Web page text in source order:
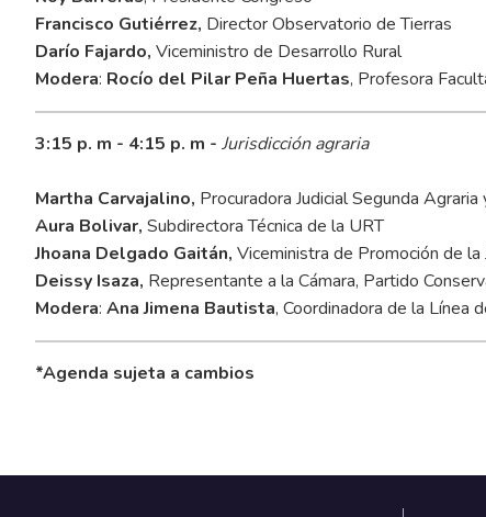
Francisco Gutiérrez, Director Observatorio de Tierras
Darío Fajardo, Viceministro de Desarrollo Rural
Modera: Rocío del Pilar Peña Huertas, Profesora
3:15 p. m - 4:15 p. m - Jurisdicción agraria
Martha Carvajalino, Procuradora Judicial Segunda
Aura Bolivar, Subdirectora Técnica de la URT
Jhoana Delgado Gaitán, Viceministra de Promoción de la
Deissy Isaza, Representante a la Cámara, Partido
Modera: Ana Jimena Bautista, Coordinadora de la Línea
*Agenda sujeta a cambios